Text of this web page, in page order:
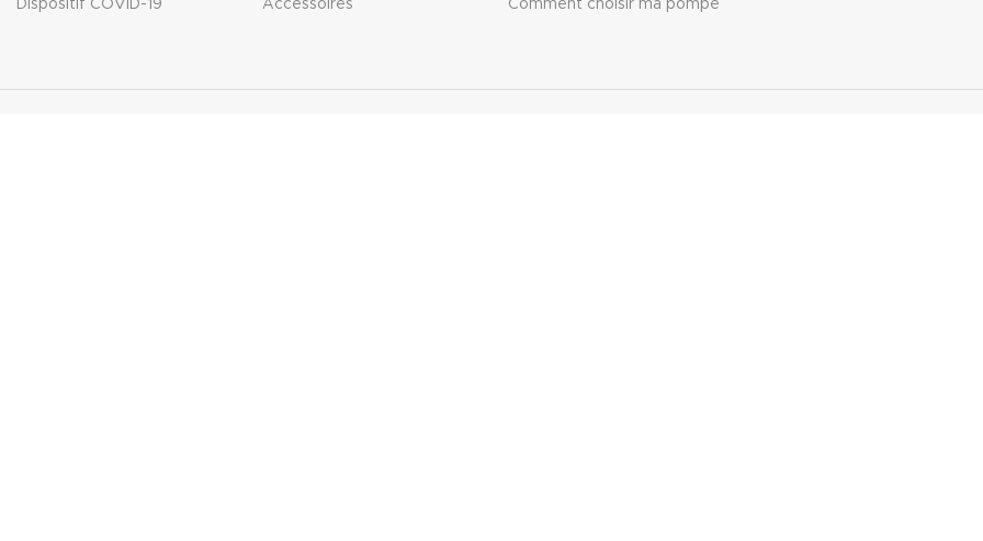
6 :
Dispositif COVID-19 Accessoires Comment choisir ma pompe